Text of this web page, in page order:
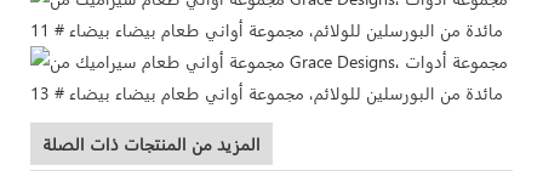
المزيد من المنتجات ذات الصلة